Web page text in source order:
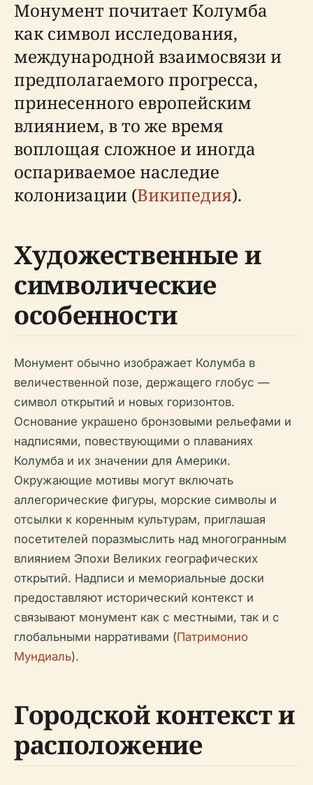
Монумент почитает Колумба
как символ исследования,
международной взаимосвязи и
предполагаемого прогресса,
принесенного европейским
влиянием, в то же время
воплощая сложное и иногда
оспариваемое наследие
колонизации (Википедия).
Художественные и
символические
особенности
Монумент обычно изображает Колумба в
величественной позе, держащего глобус —
символ открытий и новых горизонтов.
Основание украшено бронзовыми рельефами и
надписями, повествующими о плаваниях
Колумба и их значении для Америки.
Окружающие мотивы могут включать
аллегорические фигуры, морские символы и
отсылки к коренным культурам, приглашая
посетителей поразмыслить над многогранным
влиянием Эпохи Великих географических
открытий. Надписи и мемориальные доски
предоставляют исторический контекст и
связывают монумент как с местными, так и с
глобальными нарративами (Патримонио
Мундиаль).
Городской контекст и
расположение